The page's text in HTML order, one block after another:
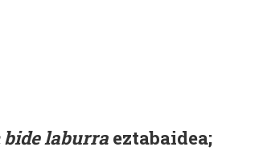
laburra eztabaidea;